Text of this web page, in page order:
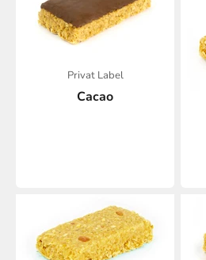
Privat Label
Cacao